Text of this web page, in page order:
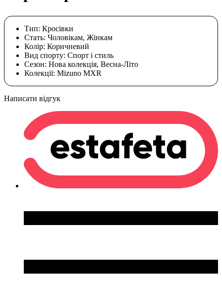
Тип: Кросівки
Стать: Чоловікам, Жінкам
Колір: Коричневий
Вид спорту: Спорт і стиль
Сезон: Нова колекція, Весна-Літо
Колекції: Mizuno MXR
Написати відгук